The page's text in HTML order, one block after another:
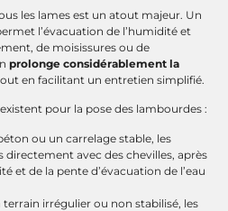
les lames est un atout majeur. Un
l’évacuation de l’humidité et
de moisissures ou de
prolonge considérablement la
en facilitant un entretien simplifié.
existent pour la pose des lambourdes :
ou un carrelage stable, les
directement avec des chevilles, après
et de la pente d’évacuation de l’eau
terrain irrégulier ou non stabilisé, les